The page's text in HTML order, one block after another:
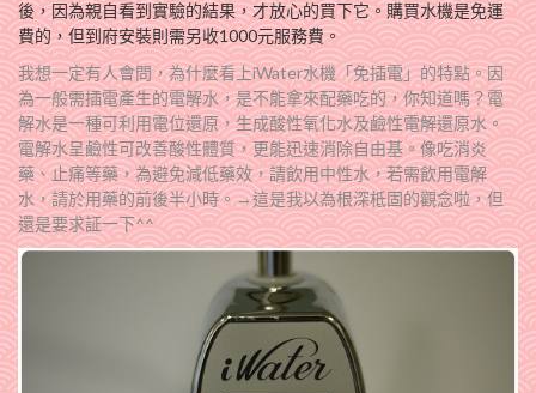
後，因為親自看到實驗的結果，才放心的買下它。購買水機是免運
費的，但到府安裝則需另收1000元服務費。
我想一定有人會問，為什麼看上iWater水機「免插電」的特點。因
為一般需插電產生的電解水，是不能拿來配藥吃的，你知道嗎？電
解水是一種可利用電位還原，生成酸性氧化水及鹼性電解還原水。
電解水呈鹼性可改善酸性體質，更能迅速消除自由基。像吃消炎
藥、止痛等藥，為避免減低藥效，請飲用中性水，若需飲用電解
水，請於用藥的前後半小時。→這是我以為根深柢固的觀念啦，但
還是要求証一下^^